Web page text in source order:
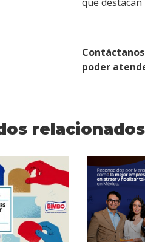
poder
relacionados